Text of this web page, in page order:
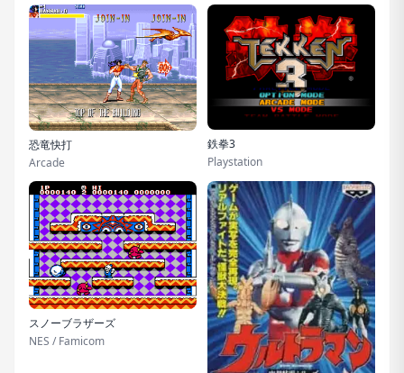
恐竜快打
Arcade
鉄拳3
Playstation
スノーブラザーズ
NES / Famicom